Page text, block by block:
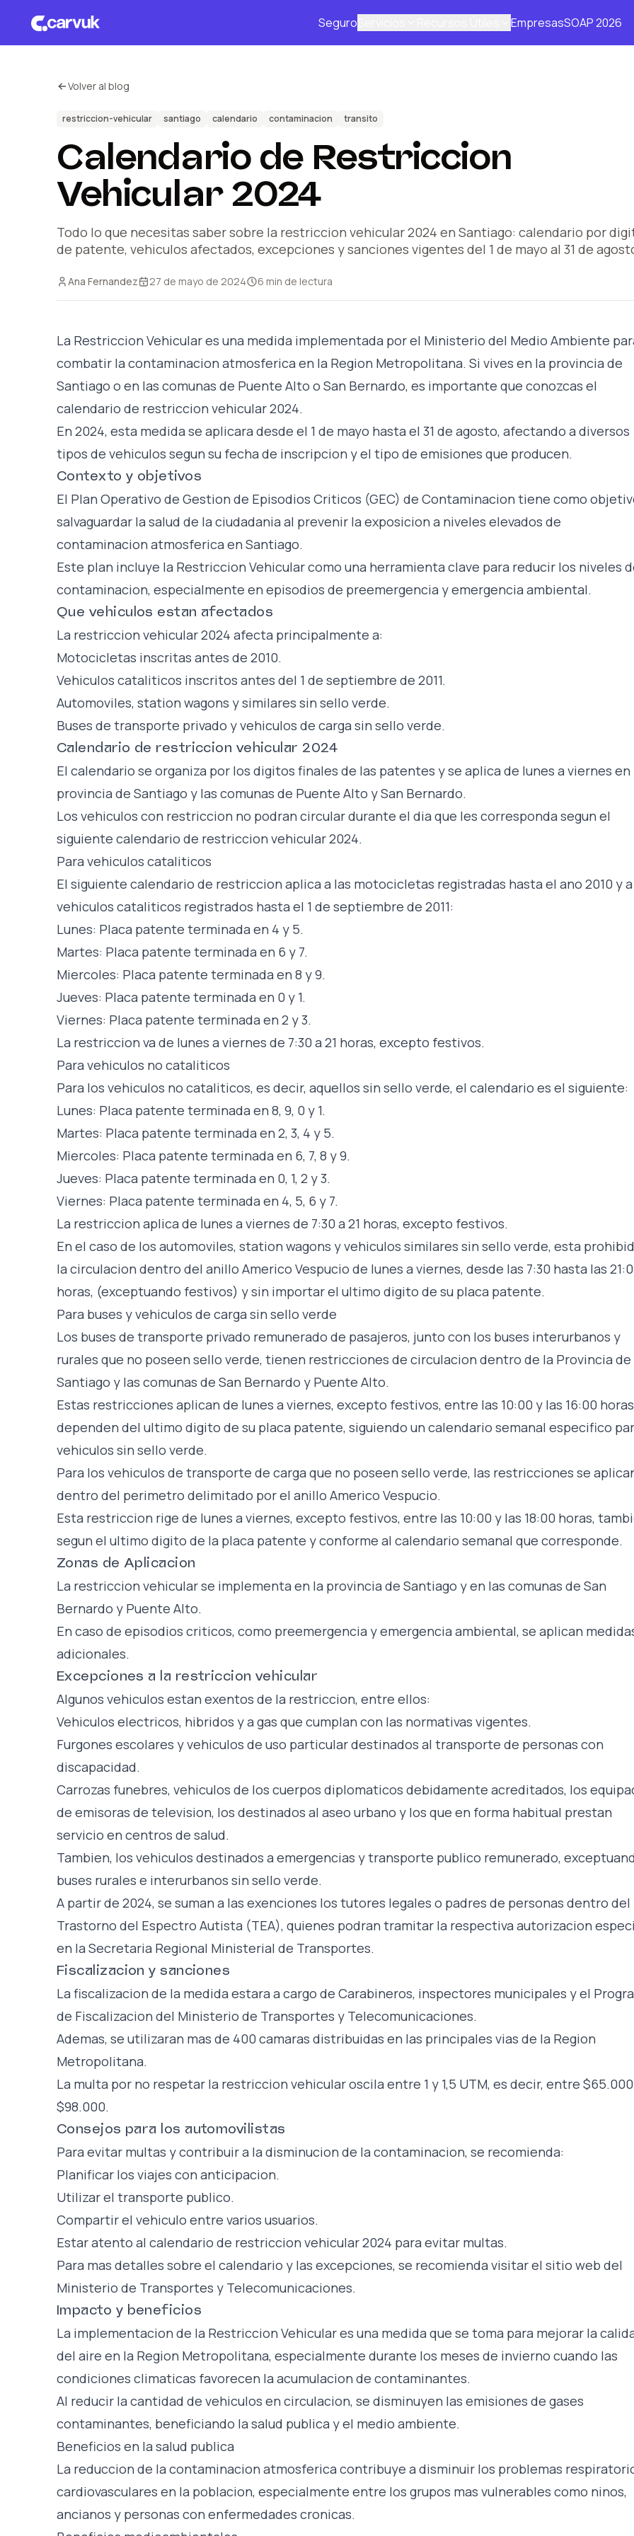
Seguro EmpresasSOAP 2026
Volver al blog
restriccion-vehicular santiago calendario contaminacion transito
Calendario de Restriccion
Vehicular 2024
Todo lo que necesitas saber sobre la restriccion vehicular 2024 en Santiago: calendario por
de patente, vehiculos afectados, excepciones y sanciones vigentes del 1 de mayo al 31 de
Ana Fernandez 27 de mayo de 2024 6 min de lectura
La Restriccion Vehicular es una medida implementada por el Ministerio del Medio Ambiente
combatir la contaminacion atmosferica en la Region Metropolitana. Si vives en la provincia de
Santiago o en las comunas de Puente Alto o San Bernardo, es importante que conozcas el
calendario de restriccion vehicular 2024.
En 2024, esta medida se aplicara desde el 1 de mayo hasta el 31 de agosto, afectando a diversos
tipos de vehiculos segun su fecha de inscripcion y el tipo de emisiones que producen.
Contexto y objetivos
El Plan Operativo de Gestion de Episodios Criticos (GEC) de Contaminacion tiene como
salvaguardar la salud de la ciudadania al prevenir la exposicion a niveles elevados de
contaminacion atmosferica en Santiago.
Este plan incluye la Restriccion Vehicular como una herramienta clave para reducir los niveles
contaminacion, especialmente en episodios de preemergencia y emergencia ambiental.
Que vehiculos estan afectados
La restriccion vehicular 2024 afecta principalmente a:
Motocicletas inscritas antes de 2010.
Vehiculos cataliticos inscritos antes del 1 de septiembre de 2011.
Automoviles, station wagons y similares sin sello verde.
Buses de transporte privado y vehiculos de carga sin sello verde.
Calendario de restriccion vehicular 2024
El calendario se organiza por los digitos finales de las patentes y se aplica de lunes a viernes en
provincia de Santiago y las comunas de Puente Alto y San Bernardo.
Los vehiculos con restriccion no podran circular durante el dia que les corresponda segun el
siguiente calendario de restriccion vehicular 2024.
Para vehiculos cataliticos
El siguiente calendario de restriccion aplica a las motocicletas registradas hasta el ano 2010 y
vehiculos cataliticos registrados hasta el 1 de septiembre de 2011:
Lunes: Placa patente terminada en 4 y 5.
Martes: Placa patente terminada en 6 y 7.
Miercoles: Placa patente terminada en 8 y 9.
Jueves: Placa patente terminada en 0 y 1.
Viernes: Placa patente terminada en 2 y 3.
La restriccion va de lunes a viernes de 7:30 a 21 horas, excepto festivos.
Para vehiculos no cataliticos
Para los vehiculos no cataliticos, es decir, aquellos sin sello verde, el calendario es el siguiente:
Lunes: Placa patente terminada en 8, 9, 0 y 1.
Martes: Placa patente terminada en 2, 3, 4 y 5.
Miercoles: Placa patente terminada en 6, 7, 8 y 9.
Jueves: Placa patente terminada en 0, 1, 2 y 3.
Viernes: Placa patente terminada en 4, 5, 6 y 7.
La restriccion aplica de lunes a viernes de 7:30 a 21 horas, excepto festivos.
En el caso de los automoviles, station wagons y vehiculos similares sin sello verde, esta
la circulacion dentro del anillo Americo Vespucio de lunes a viernes, desde las 7:30 hasta las
horas, (exceptuando festivos) y sin importar el ultimo digito de su placa patente.
Para buses y vehiculos de carga sin sello verde
Los buses de transporte privado remunerado de pasajeros, junto con los buses interurbanos y
rurales que no poseen sello verde, tienen restricciones de circulacion dentro de la Provincia de
Santiago y las comunas de San Bernardo y Puente Alto.
Estas restricciones aplican de lunes a viernes, excepto festivos, entre las 10:00 y las 16:00
dependen del ultimo digito de su placa patente, siguiendo un calendario semanal especifico
vehiculos sin sello verde.
Para los vehiculos de transporte de carga que no poseen sello verde, las restricciones se
dentro del perimetro delimitado por el anillo Americo Vespucio.
Esta restriccion rige de lunes a viernes, excepto festivos, entre las 10:00 y las 18:00 horas,
segun el ultimo digito de la placa patente y conforme al calendario semanal que corresponde.
Zonas de Aplicacion
La restriccion vehicular se implementa en la provincia de Santiago y en las comunas de San
Bernardo y Puente Alto.
En caso de episodios criticos, como preemergencia y emergencia ambiental, se aplican
adicionales.
Excepciones a la restriccion vehicular
Algunos vehiculos estan exentos de la restriccion, entre ellos:
Vehiculos electricos, hibridos y a gas que cumplan con las normativas vigentes.
Furgones escolares y vehiculos de uso particular destinados al transporte de personas con
discapacidad.
Carrozas funebres, vehiculos de los cuerpos diplomaticos debidamente acreditados, los
de emisoras de television, los destinados al aseo urbano y los que en forma habitual prestan
servicio en centros de salud.
Tambien, los vehiculos destinados a emergencias y transporte publico remunerado,
buses rurales e interurbanos sin sello verde.
A partir de 2024, se suman a las exenciones los tutores legales o padres de personas dentro del
Trastorno del Espectro Autista (TEA), quienes podran tramitar la respectiva autorizacion
en la Secretaria Regional Ministerial de Transportes.
Fiscalizacion y sanciones
La fiscalizacion de la medida estara a cargo de Carabineros, inspectores municipales y el
de Fiscalizacion del Ministerio de Transportes y Telecomunicaciones.
Ademas, se utilizaran mas de 400 camaras distribuidas en las principales vias de la Region
Metropolitana.
La multa por no respetar la restriccion vehicular oscila entre 1 y 1,5 UTM, es decir, entre
$98.000.
Consejos para los automovilistas
Para evitar multas y contribuir a la disminucion de la contaminacion, se recomienda:
Planificar los viajes con anticipacion.
Utilizar el transporte publico.
Compartir el vehiculo entre varios usuarios.
Estar atento al calendario de restriccion vehicular 2024 para evitar multas.
Para mas detalles sobre el calendario y las excepciones, se recomienda visitar el sitio web del
Ministerio de Transportes y Telecomunicaciones.
Impacto y beneficios
La implementacion de la Restriccion Vehicular es una medida que se toma para mejorar la
del aire en la Region Metropolitana, especialmente durante los meses de invierno cuando las
condiciones climaticas favorecen la acumulacion de contaminantes.
Al reducir la cantidad de vehiculos en circulacion, se disminuyen las emisiones de gases
contaminantes, beneficiando la salud publica y el medio ambiente.
Beneficios en la salud publica
La reduccion de la contaminacion atmosferica contribuye a disminuir los problemas
cardiovasculares en la poblacion, especialmente entre los grupos mas vulnerables como ninos,
ancianos y personas con enfermedades cronicas.